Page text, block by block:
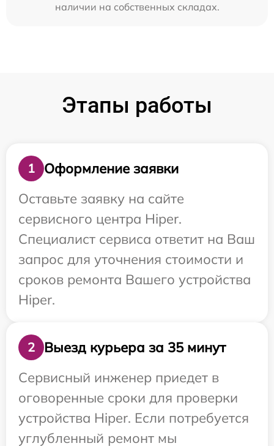
наличии на собственных складах.
Этапы работы
1
Оформление заявки
Оставьте заявку на сайте
сервисного центра Hiper.
Специалист сервиса ответит на Ваш
запрос для уточнения стоимости и
сроков ремонта Вашего устройства
Hiper.
2
Выезд курьера за 35 минут
Сервисный инженер приедет в
оговоренные сроки для проверки
устройства Hiper. Если потребуется
углубленный ремонт мы